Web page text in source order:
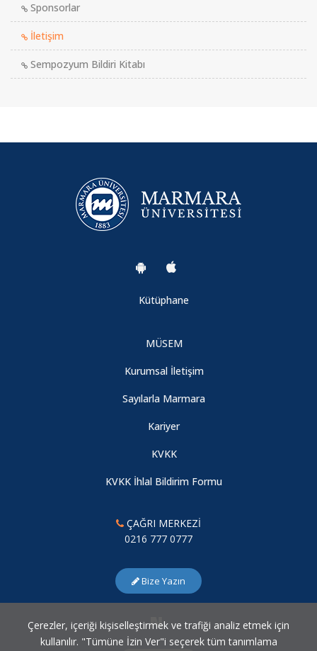
Sponsorlar
İletişim
Sempozyum Bildiri Kitabı
Kütüphane
MÜSEM
Kurumsal İletişim
Sayılarla Marmara
Kariyer
KVKK
KVKK İhlal Bildirim Formu
ÇAĞRI MERKEZİ
0216 777 0777
Bize Yazın
Çerezler, içeriği kişiselleştirmek ve trafiği analiz etmek için
kullanılır. "Tümüne İzin Ver"i seçerek tüm tanımlama